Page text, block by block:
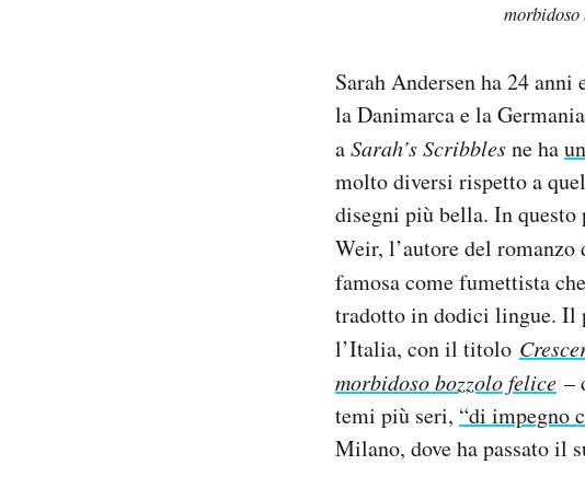
morbidoso
Sarah Andersen ha 24
la Danimarca e la
aSarah’s Scribblesne ha
molto diversi rispetto a
disegni più bella. In
Weir, l’autore del
famosa come fumettista
tradotto in dodici lingue. Il
l’Italia, con il titolo
morbidoso bozzolo felice –
temi più seri, “di impegno
Milano, dove ha passato il